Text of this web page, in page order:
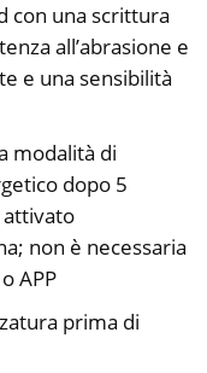
con una scrittura
all’abrasione e
e una sensibilità
modalità di
dopo 5
non è necessaria
APP
prima di